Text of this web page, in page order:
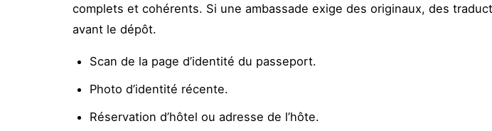
complets et cohérents. Si une ambassade exige des originaux, des
avant le dépôt.
Scan de la page d’identité du passeport.
Photo d’identité récente.
Réservation d’hôtel ou adresse de l’hôte.